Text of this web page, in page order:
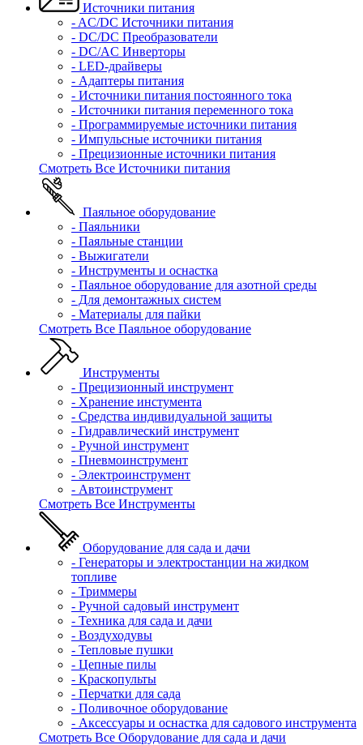
Источники питания
- AC/DC Источники питания
- DC/DC Преобразователи
- DC/AC Инверторы
- LED-драйверы
- Адаптеры питания
- Источники питания постоянного тока
- Источники питания переменного тока
- Программируемые источники питания
- Импульсные источники питания
- Прецизионные источники питания
Смотреть Все Источники питания
Паяльное оборудование
- Паяльники
- Паяльные станции
- Выжигатели
- Инструменты и оснастка
- Паяльное оборудование для азотной среды
- Для демонтажных систем
- Материалы для пайки
Смотреть Все Паяльное оборудование
Инструменты
- Прецизионный инструмент
- Хранение инстумента
- Средства индивидуальной защиты
- Гидравлический инструмент
- Ручной инструмент
- Пневмоинструмент
- Электроинструмент
- Автоинструмент
Смотреть Все Инструменты
Оборудование для сада и дачи
- Генераторы и электростанции на жидком
топливе
- Триммеры
- Ручной садовый инструмент
- Техника для сада и дачи
- Воздуходувы
- Тепловые пушки
- Цепные пилы
- Краскопульты
- Перчатки для сада
- Поливочное оборудование
- Аксессуары и оснастка для садового инструмента
Смотреть Все Оборудование для сада и дачи